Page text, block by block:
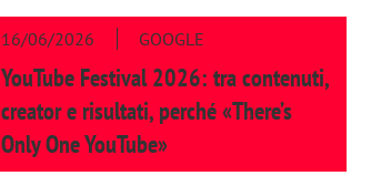
16/06/2026 GOOGLE
YouTube Festival 2026: tra contenuti,
creator e risultati, perché «There’s
Only One YouTube»